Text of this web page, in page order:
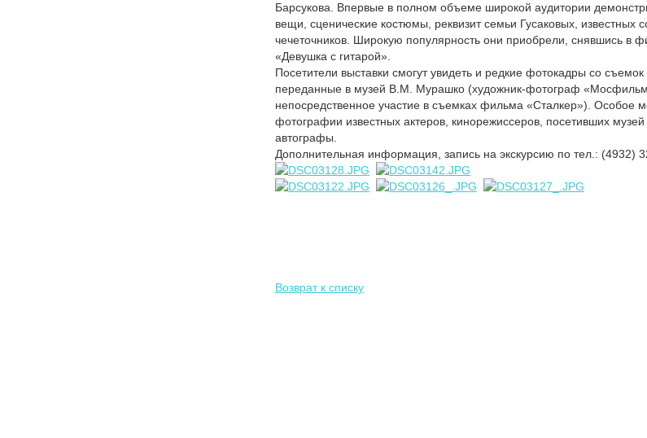
Барсукова. Впервые в полном объеме широкой аудитории
вещи, сценические костюмы, реквизит семьи Гусаковых, известных
чечеточников. Широкую популярность они приобрели, снявшись в
«Девушка с гитарой».
Посетители выставки смогут увидеть и редкие фотокадры со
переданные в музей В.М. Мурашко (художник-фотограф
непосредственное участие в съемках фильма «Сталкер»). Особое
фотографии известных актеров, кинорежиссеров, посетивших
автографы.
Дополнительная информация, запись на экскурсию по тел.: (4932)
Возврат к списку